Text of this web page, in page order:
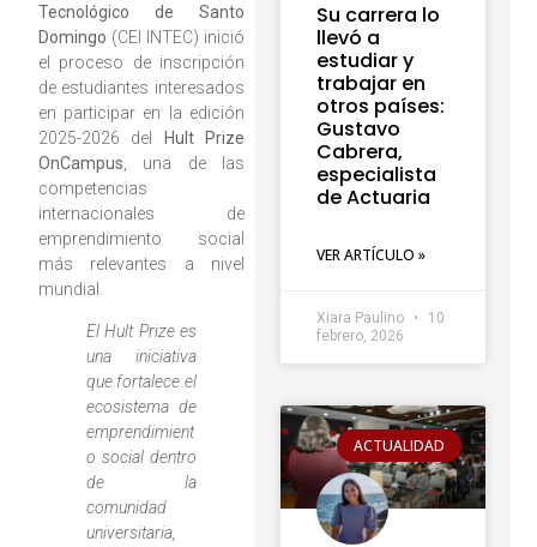
Tecnológico de Santo
Domingo (CEI INTEC) inició
el proceso de inscripción
de estudiantes interesados
en participar en la edición
2025-2026 del
Hult Prize
OnCampus , una de las
competencias
internacionales de
emprendimiento social
más relevantes a nivel
mundial.
El Hult Prize es
una iniciativa
que fortalece el
ecosistema de
emprendimient
o social dentro
de la
comunidad
universitaria,
Su carrera lo
llevó a
estudiar y
trabajar en
otros países:
Gustavo
Cabrera,
especialista
de Actuaria
VER ARTÍCULO »
Xiara Paulino
10
febrero, 2026
ACTUALIDAD